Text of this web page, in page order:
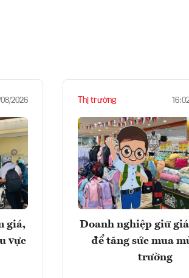
2026
giá,
vực
Thị trường
Doanh nghiệp giữ
để tăng sức mua
trường